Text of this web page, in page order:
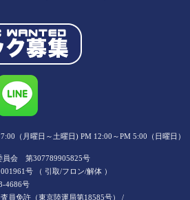
（月曜日～土曜日) PM 12:00～PM 5:00（日曜日）
員会 第307789905825号
号 （ 引取/フロン/解体 ）
4686号
員免許（東京陸運局第18585号） /